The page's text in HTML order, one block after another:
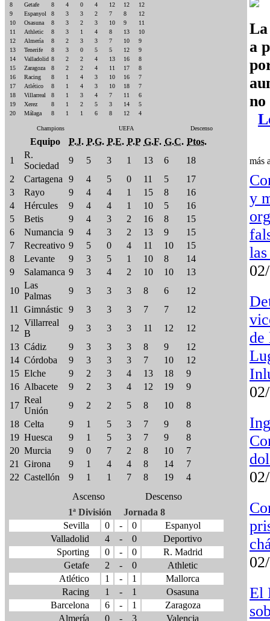
8
Getafe 8 4 0 4 12 12
12
9
Espanyol 8 3 3 2 7 8
12
10
Osasuna 8 3 2 3 10 9
11
11
Athletic 8 3 1 4 8 13
10
12
Almería 8 2 3 3 7 10
9
13
Tenerife 8 3 0 5 5 12
9
14
Valladolid 8 2 2 4 13 16
8
15
Zaragoza 8 2 2 4 11 17
8
16
Racing 8 1 4 3 10 16
7
17
Atlético 8 1 4 3 10 18
7
18
Villarreal 8 1 3 4 7 11
6
19
Xerez 8 1 2 5 3 14
5
20
Málaga 8 1 1 6 8 12 4
Champions UEFA Descenso
Equipo P.J. P.G. P.E. P.P G.F. G.C. Ptos.
1
R.
Sociedad
9 5 3 1 13 6
18
2
Cartagena 9 4 5 0 11 5
17
3
Rayo 9 4 4 1 15 8
16
4
Hércules 9 4 4 1 10 5
16
5
Betis 9 4 3 2 16 8
15
6
Numancia 9 4 3 2 13 9
15
7
Recreativo 9 5 0 4 11 10
15
8
Levante 9 3 5 1 10 8
14
9
Salamanca 9 3 4 2 10 10
13
10
Las
Palmas
9 3 3 3 8 6
12
11
Gimnástic 9 3 3 3 7 7
12
12
Villarreal
B
9 3 3 3 11 12
12
13 Cádiz 9 3 3 3 8 9
12
14 Córdoba 9 3 3 3 7 10
12
15 Elche 9 2 3 4 13 18
9
16 Albacete 9 2 3 4 12 19
9
17
Real
Unión
9 2 2 5 8 10
8
18 Celta 9 1 5 3 7 9
8
19 Huesca 9 1 5 3 7 9
8
20 Murcia 9 0 7 2 8 10
7
21
Girona 9 1 4 4 8 14
7
22 Castellón 9 1 1 7 8 19
4
Ascenso
Descenso
1ª División Jornada 8
Sevilla
0 - 0
Espanyol
Valladolid
4 - 0
Deportivo
Sporting
0 - 0
R. Madrid
Getafe
2 - 0
Athletic
Atlético
1 - 1
Mallorca
Racing
1 - 1
Osasuna
Barcelona
6 - 1
Zaragoza
Almerí­a
0 - 3 Valencia
La
a
no
más
y
de
El